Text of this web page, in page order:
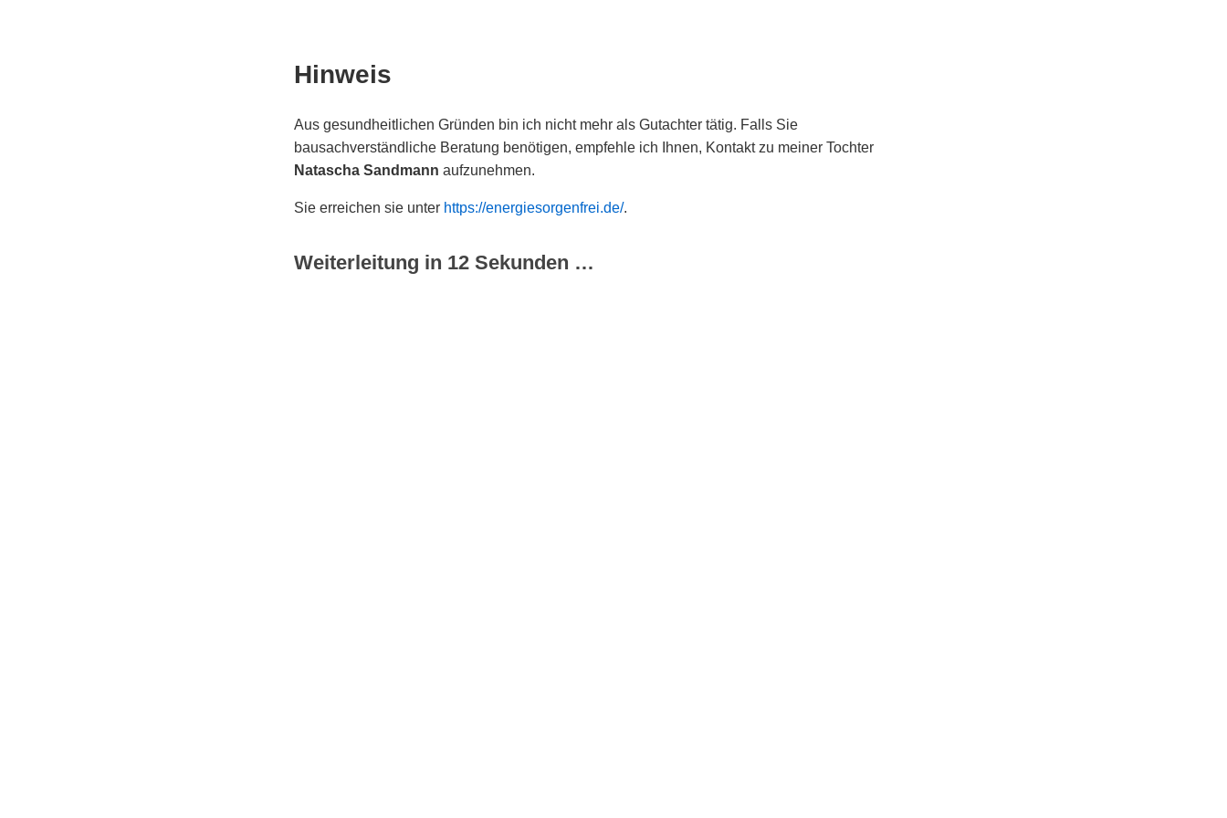
Hinweis
Aus gesundheitlichen Gründen bin ich nicht mehr als Gutachter tätig. Falls Sie
bausachverständliche Beratung benötigen, empfehle ich Ihnen, Kontakt zu meiner Tochter
Natascha Sandmann aufzunehmen.
Sie erreichen sie unter https://energiesorgenfrei.de/.
Weiterleitung in 12 Sekunden …